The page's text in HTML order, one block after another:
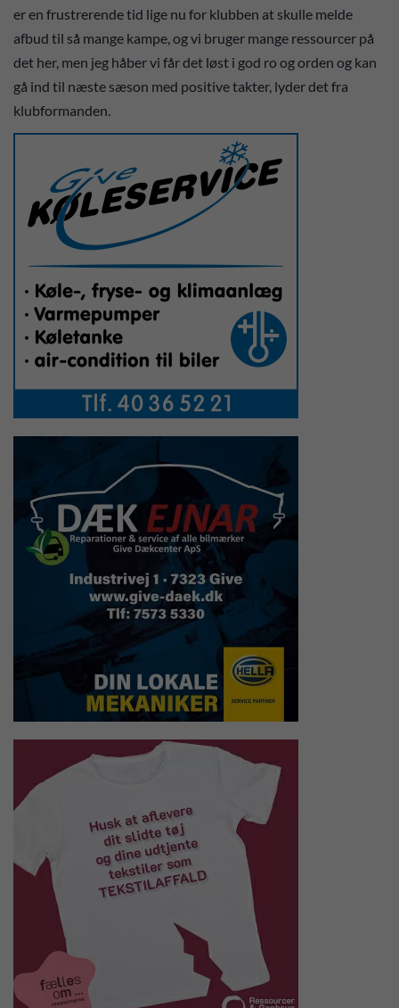
er en frustrerende tid lige nu for klubben at skulle melde
afbud til så mange kampe, og vi bruger mange ressourcer på
det her, men jeg håber vi får det løst i god ro og orden og kan
gå ind til næste sæson med positive takter, lyder det fra
klubformanden.